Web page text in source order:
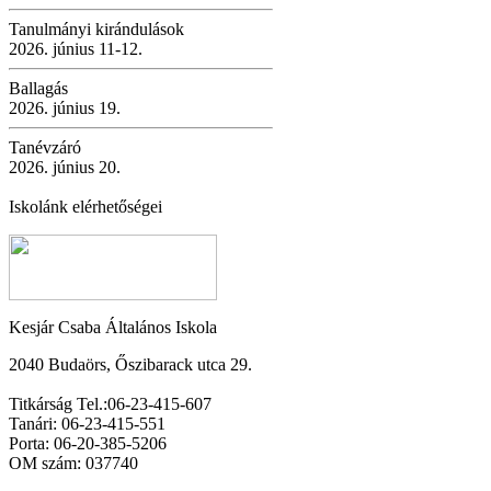
Tanulmányi kirándulások
2026. június 11-12.
Ballagás
2026. június 19.
Tanévzáró
2026. június 20.
Iskolánk elérhetőségei
Kesjár Csaba Általános Iskola
2040 Budaörs, Őszibarack utca 29.
Titkárság Tel.:06-23-415-607
Tanári: 06-23-415-551
Porta: 06-20-385-5206
OM szám: 037740